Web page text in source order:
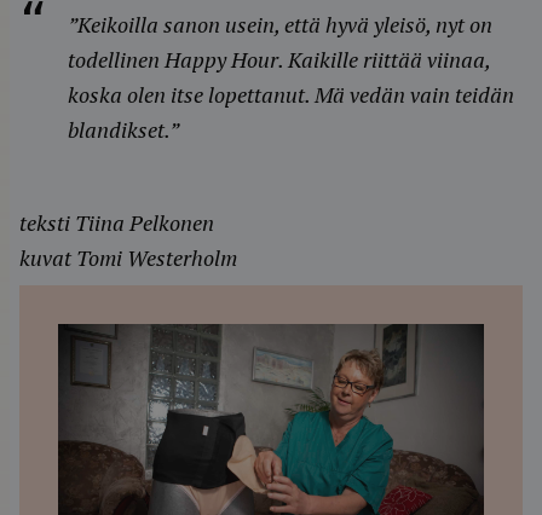
”Keikoilla sanon usein, että hyvä yleisö, nyt on
todellinen Happy Hour. Kaikille riittää viinaa,
koska olen itse lopettanut. Mä vedän vain teidän
blandikset.”
teksti Tiina Pelkonen
kuvat Tomi Westerholm